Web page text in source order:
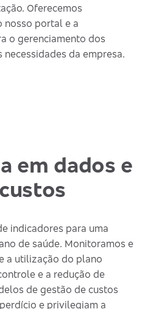
Oferecemos
nosso portal e a
o gerenciamento dos
da empresa.
em dados e
indicadores para uma
de saúde. Monitoramos e
a utilização do plano
e a redução de
de gestão de custos
e privilegiam a